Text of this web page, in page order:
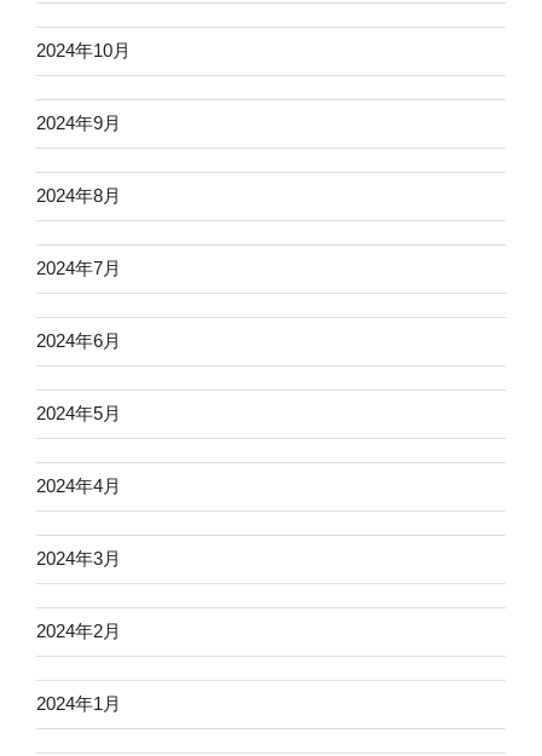
2024年10月
2024年9月
2024年8月
2024年7月
2024年6月
2024年5月
2024年4月
2024年3月
2024年2月
2024年1月